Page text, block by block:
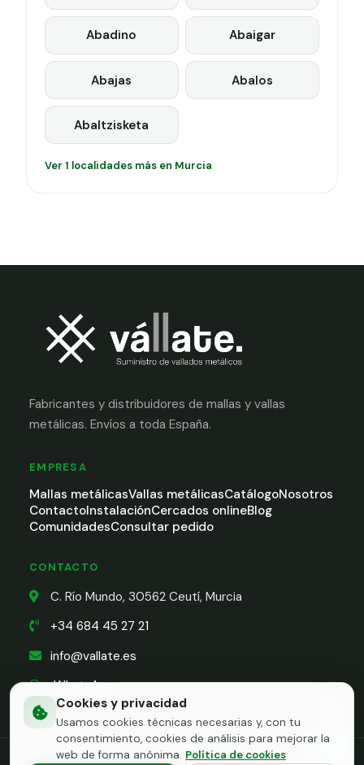
Cookies y privacidad
Usamos cookies técnicas necesarias y, con tu
consentimiento, cookies de análisis para mejorar la
web de forma anónima. Política de cookies
Abadino Abaigar
Abajas Abalos
Abaltzisketa
Ver 1 localidades más en Murcia
Fabricantes y distribuidores de mallas y vallas
metálicas. Envíos a toda España.
EMPRESA
Mallas metálicasVallas metálicasCatálogoNosotros
ContactoInstalaciónCercados onlineBlog
ComunidadesConsultar pedido
CONTACTO
C. Río Mundo, 30562 Ceutí, Murcia
+34 684 45 27 21
info@vallate.es
WhatsApp